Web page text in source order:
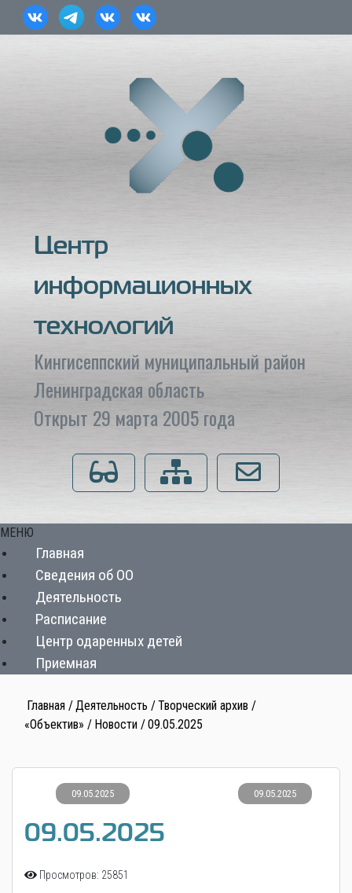
Центр
информационных
технологий
Кингисеппский муниципальный район
Ленинградская область
Открыт 29 марта 2005 года
Для слабовидящихКарта сайта Напишите нам
МЕНЮ
Главная
Сведения об ОО
Деятельность
Расписание
Центр одаренных детей
Приемная
Главная Деятельность
Творческий архив
«Объектив»
Новости 09.05.2025
09.05.2025 09.05.2025
09.05.2025
Просмотров: 25851